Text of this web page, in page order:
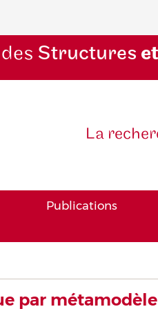
Structures
La reche
Publications
par